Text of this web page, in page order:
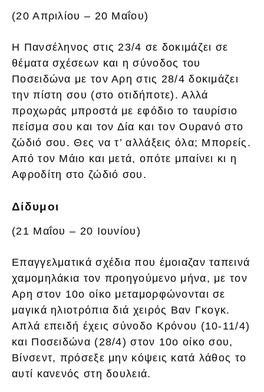
(20 Απριλίου – 20 Μαΐου)
Η Πανσέληνος στις 23/4 σε δοκιμάζει σε
θέματα σχέσεων και η σύνοδος του
Ποσειδώνα με τον Αρη στις 28/4 δοκιμάζει
την πίστη σου (στο οτιδήποτε). Αλλά
προχωράς μπροστά με εφόδιο το ταυρίσιο
πείσμα σου και τον Δία και τον Ουρανό στο
ζώδιό σου. Θες να τ’ αλλάξεις όλα; Μπορείς.
Από τον Μάιο και μετά, οπότε μπαίνει κι η
Αφροδίτη στο ζώδιό σου.
Δίδυμοι
(21 Μαΐου – 20 Ιουνίου)
Επαγγελματικά σχέδια που έμοιαζαν ταπεινά
χαμομηλάκια τον προηγούμενο μήνα, με τον
Αρη στον 10ο οίκο μεταμορφώνονται σε
μαγικά ηλιοτρόπια διά χειρός Βαν Γκογκ.
Απλά επειδή έχεις σύνοδο Κρόνου (10-11/4)
και Ποσειδώνα (28/4) στον 10ο οίκο σου,
Βίνσεντ, πρόσεξε μην κόψεις κατά λάθος το
αυτί κανενός στη δουλειά.